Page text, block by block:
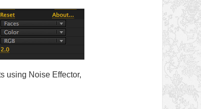
using Noise Effector,